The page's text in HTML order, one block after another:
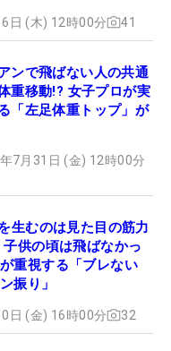
日 (木) 12時00分 41
ンで飛ばない人の共通
重移動!? 女子プロが実
「左足体重トップ」が
7月31日 (金) 12時00分
生むのは見た目の筋力
子供の頃は飛ばなかっ
重視する「ブレない
振り」
日 (金) 16時00分 32